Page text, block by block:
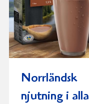
Norrländsk
njutning i alla